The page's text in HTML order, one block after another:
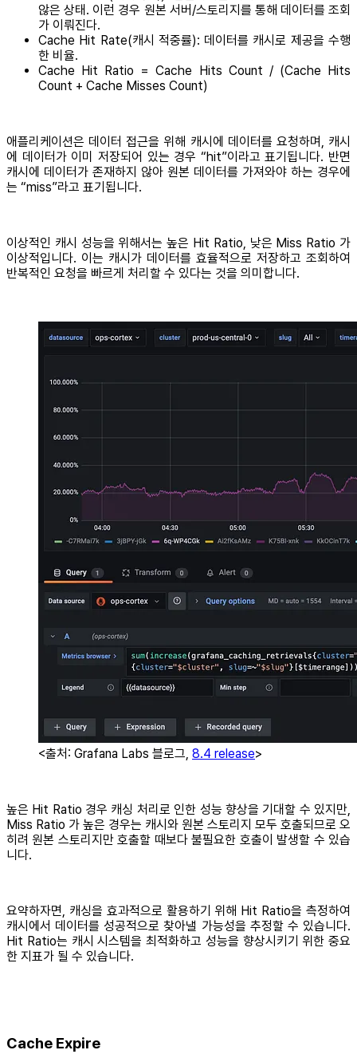
않은 상태. 이런 경우 원본 서버/스토리지를 통해 데이터를 조회
가 이뤄진다.
Cache Hit Rate(캐시 적중률): 데이터를 캐시로 제공을 수행
한 비율.
Cache Hit Ratio = Cache Hits Count / (Cache Hits
Count + Cache Misses Count)
애플리케이션은 데이터 접근을 위해 캐시에 데이터를 요청하며, 캐시
에 데이터가 이미 저장되어 있는 경우 “hit”이라고 표기됩니다. 반면
캐시에 데이터가 존재하지 않아 원본 데이터를 가져와야 하는 경우에
는 “miss”라고 표기됩니다.
이상적인 캐시 성능을 위해서는 높은 Hit Ratio, 낮은 Miss Ratio 가
이상적입니다. 이는 캐시가 데이터를 효율적으로 저장하고 조회하여
반복적인 요청을 빠르게 처리할 수 있다는 것을 의미합니다.
<출처: Grafana Labs 블로그, 8.4 release>
높은 Hit Ratio 경우 캐싱 처리로 인한 성능 향상을 기대할 수 있지만,
Miss Ratio 가 높은 경우는 캐시와 원본 스토리지 모두 호출되므로 오
히려 원본 스토리지만 호출할 때보다 불필요한 호출이 발생할 수 있습
니다.
요약하자면, 캐싱을 효과적으로 활용하기 위해 Hit Ratio을 측정하여
캐시에서 데이터를 성공적으로 찾아낼 가능성을 추정할 수 있습니다.
Hit Ratio는 캐시 시스템을 최적화하고 성능을 향상시키기 위한 중요
한 지표가 될 수 있습니다.
Cache Expire